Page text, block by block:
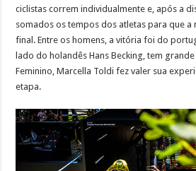
ciclistas correm individualmente e, após a
somados os tempos dos atletas para que
final. Entre os homens, a vitória foi do
lado do holandês Hans Becking, tem
Feminino, Marcella Toldi fez valer sua
etapa.